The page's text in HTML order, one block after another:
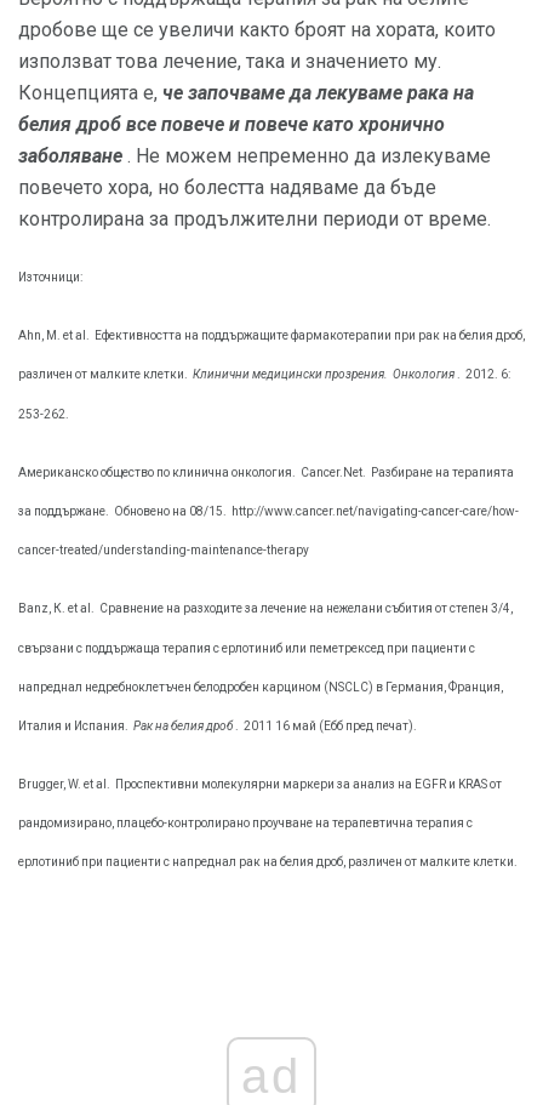
дробове ще се увеличи както броят на хората, които
използват това лечение, така и значението му.
Концепцията е, че започваме да лекуваме рака на
белия дроб все повече и повече като хронично
заболяване . Не можем непременно да излекуваме
повечето хора, но болестта надяваме да бъде
контролирана за продължителни периоди от време.
Източници:
Ahn, М. et al. Ефективността на поддържащите фармакотерапии при рак на белия дроб,
различен от малките клетки. Клинични медицински прозрения. Онкология. 2012. 6:
253-262.
Американско общество по клинична онкология. Cancer.Net. Разбиране на терапията
за поддържане. Обновено на 08/15. http://www.cancer.net/navigating-cancer-care/how-
cancer-treated/understanding-maintenance-therapy
Banz, К. et al. Сравнение на разходите за лечение на нежелани събития от степен 3/4,
свързани с поддържаща терапия с ерлотиниб или пеметрексед при пациенти с
напреднал недребноклетъчен белодробен карцином (NSCLC) в Германия, Франция,
Италия и Испания. Рак на белия дроб 2011 16 май (Ебб пред печат).
Brugger, W. et al. Проспективни молекулярни маркери за анализ на EGFR и KRAS от
рандомизирано, плацебо-контролирано проучване на терапевтична терапия с
ерлотиниб при пациенти с напреднал рак на белия дроб, различен от малките клетки.
ad